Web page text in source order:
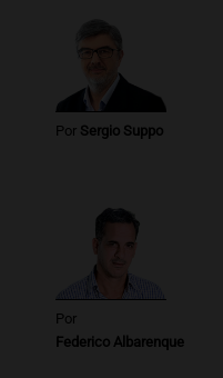
Por Sergio Suppo
Por
Federico Albarenque